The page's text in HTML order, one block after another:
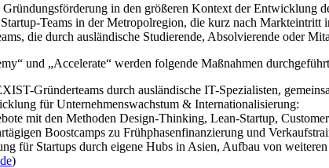
in den größeren Kontext der Entwicklung
Teams in der Metropolregion, die kurz nach
die durch ausländische Studierende, Absolvierende oder
und „Accelerate“ werden folgende Maßnahmen
Gründerteams durch ausländische IT-Spezialisten,
für Unternehmenswachstum & Internationalisierung:
mit den Methoden Design-Thinking, Lean-Startup,
Boostcamps zu Frühphasenfinanzierung und
für Startups durch eigene Hubs in Asien, Aufbau von
)